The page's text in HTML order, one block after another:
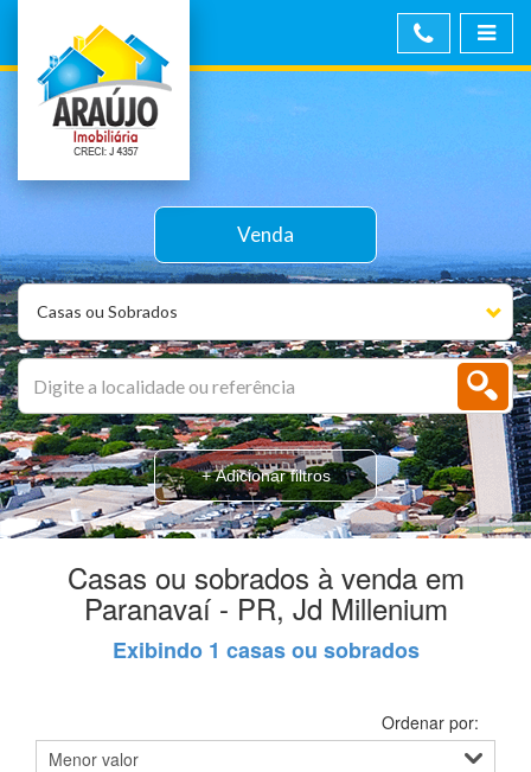
Casas ou Sobrados
Venda
+ Adicionar filtros
Casas ou sobrados à venda em
Paranavaí - PR, Jd Millenium
Exibindo 1 casas ou sobrados
Ordenar por: